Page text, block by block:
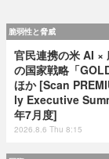
脆弱性と脅威
官民連携の米 AI ×
の国家戦略「
ほか [Scan
ly Executive
年7月度]
2026.8.6 Thu 8:15